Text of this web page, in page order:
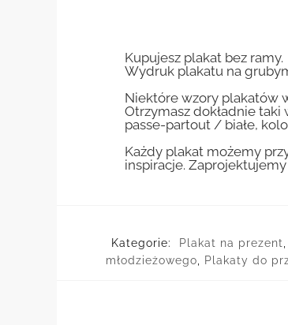
Kupujesz plakat bez ramy.
Wydruk plakatu na
Niektóre wzory plakatów
Otrzymasz dokładnie taki
passe-partout / białe,
Każdy plakat możemy
inspiracje.
Kategorie:
Plakat na prezent
młodzieżowego
Plakaty do